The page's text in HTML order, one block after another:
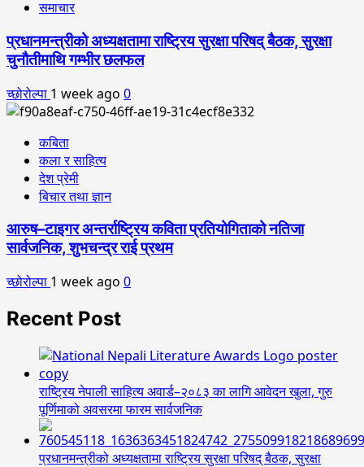
समाचार
प्रधानमन्त्रीको अध्यक्षतामा राष्ट्रिय सुरक्षा परिषद् बैठक, सुरक्षा
चुनौतीमाथि गम्भीर छलफल
च्छोरोल्पा 1 week ago 0
कबिता
कला र साहित्य
देश प्रेमी
बिचार तथा ज्ञान
आरुष–टाइगर अन्तर्राष्ट्रिय कविता प्रतियोगिताको नतिजा
सार्वजनिक, शुभचन्द्र राई प्रथम
च्छोरोल्पा 1 week ago 0
Recent Post
राष्ट्रिय नेपाली साहित्य अवार्ड–२०८३ का लागि आवेदन खुला, गुरु
पूर्णिमाको अवसरमा फारम सार्वजनिक
प्रधानमन्त्रीको अध्यक्षतामा राष्ट्रिय सुरक्षा परिषद् बैठक, सुरक्षा